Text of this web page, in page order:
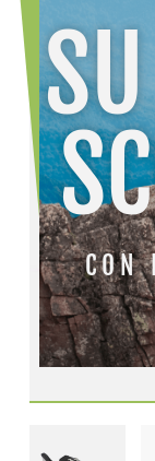
CON